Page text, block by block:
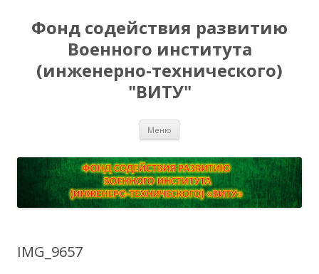
Фонд содействия развитию
Военного института
(инженерно-технического)
"ВИТУ"
Меню
IMG_9657